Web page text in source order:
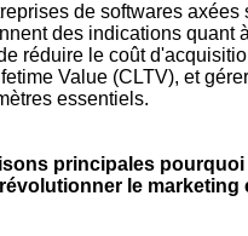
de softwares axées
des indications quant
réduire le coût
Value (CLTV), et
essentiels.
principales
le marketing